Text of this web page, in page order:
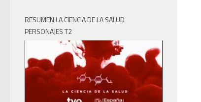
RESUMEN LA CIENCIA DE LA SALUD
PERSONAJES T2